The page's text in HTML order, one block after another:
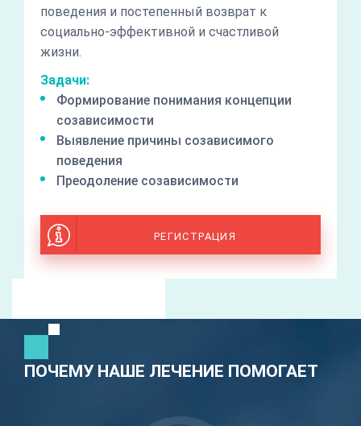
поведения и постепенный возврат к
социально-эффективной и счастливой
жизни.
Задачи:
Формирование понимания концепции
созависимости
Выявление причины созависимого
поведения
Преодоление созависимости
РЕГИСТРАЦИЯ
ПОЧЕМУ НАШЕ ЛЕЧЕНИЕ ПОМОГАЕТ